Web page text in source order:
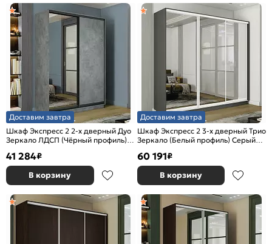
Доставим завтра
Шкаф Экспресс 2 2-х дверный Дуо
Зеркало ЛДСП (Чёрный профиль)
41 284₽
В корзину
Доставим завтра
Шкаф Экспресс 2 3-х дверный Трио
Зеркало (Белый профиль) Серый
60 191₽
В корзину